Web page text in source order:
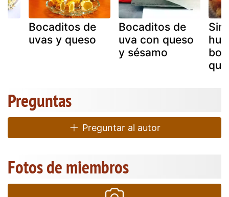
Bocaditos de
uvas y queso
Bocaditos de
uva con queso
y sésamo
Sin
Preguntas
Preguntar al autor
Fotos de miembros